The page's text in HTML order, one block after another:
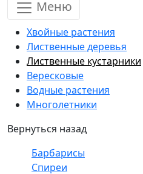
Меню
Хвойные растения
Лиственные деревья
Лиственные кустарники
Вересковые
Водные растения
Многолетники
Вернуться назад
Барбарисы
Спиреи